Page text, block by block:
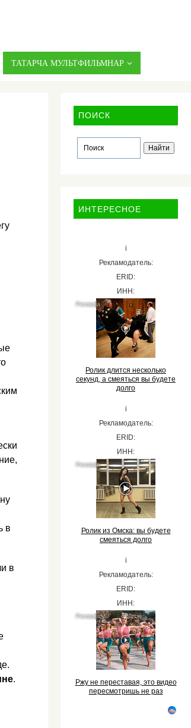
ТАТАРЧА МУЛЬТФИЛЬМНАР
в
в
.
ПОИСК
ИНТЕРЕСНОЕ
i
Рекламодатель:
ERID:
ИНН:
Ролик длится несколько
секунд, а смеяться вы будете
долго
i
Рекламодатель:
ERID:
ИНН:
Ролик из Омска: вы будете
смеяться долго
i
Рекламодатель:
ERID:
ИНН:
Ржу не переставая, это видео
пересмотришь не раз